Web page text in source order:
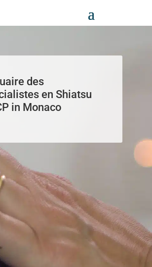
des
en Shiatsu
in Monaco